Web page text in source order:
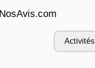
Activités